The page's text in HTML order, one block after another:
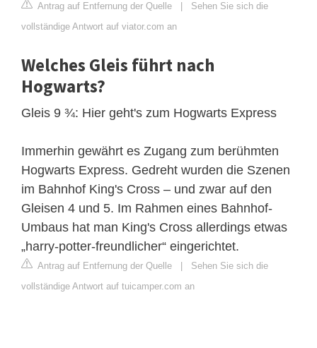
Antrag auf Entfernung der Quelle
Sehen Sie sich die
vollständige Antwort auf viator.com an
Welches Gleis führt nach
Hogwarts?
Gleis 9 ¾: Hier geht's zum Hogwarts Express
Immerhin gewährt es Zugang zum berühmten
Hogwarts Express. Gedreht wurden die Szenen
im Bahnhof King's Cross – und zwar auf den
Gleisen 4 und 5. Im Rahmen eines Bahnhof-
Umbaus hat man King's Cross allerdings etwas
„harry-potter-freundlicher“ eingerichtet.
Antrag auf Entfernung der Quelle
Sehen Sie sich die
vollständige Antwort auf tuicamper.com an